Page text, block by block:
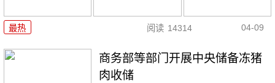
最热 阅读 14314 04-09
商务部等部门开展中央储备冻猪
肉收储